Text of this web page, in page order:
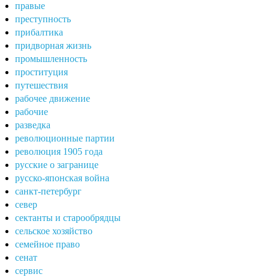
правые
преступность
прибалтика
придворная жизнь
промышленность
проституция
путешествия
рабочее движение
рабочие
разведка
революционные партии
революция 1905 года
русские о загранице
русско-японская война
санкт-петербург
север
сектанты и старообрядцы
сельское хозяйство
семейное право
сенат
сервис